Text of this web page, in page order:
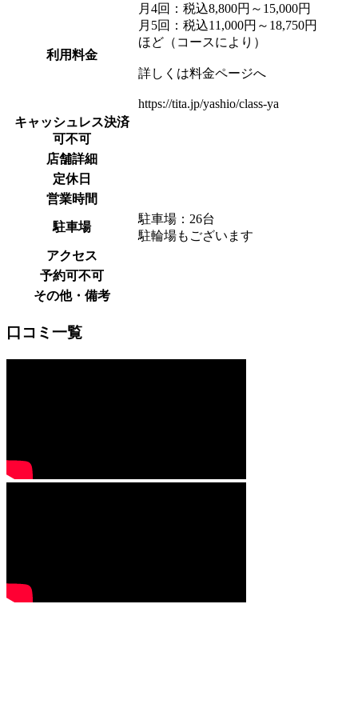
利用料金
月4回：税込8,800円～15,000円
月5回：税込11,000円～18,750円
ほど（コースにより）
詳しくは料金ページへ
https://tita.jp/yashio/class-ya
キャッシュレス決済
可不可
店舗詳細
定休日
営業時間
駐車場
駐車場：26台
駐輪場もございます
アクセス
予約可不可
その他・備考
口コミ一覧